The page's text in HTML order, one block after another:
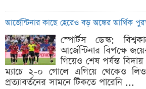
আর্জেন্টিনার কাছে হেরেও বড় অঙ্কের আর্থিক
স্পোর্টস ডেস্ক:
আর্জেন্টিনার বিপক্ষে
গিয়েও শেষ পর্যন্ত
ম্যাচে ২-০ গোলে এগিয়ে থেকেও
প্রত্যাবর্তনের সামনে টিকতে পারেনি ...